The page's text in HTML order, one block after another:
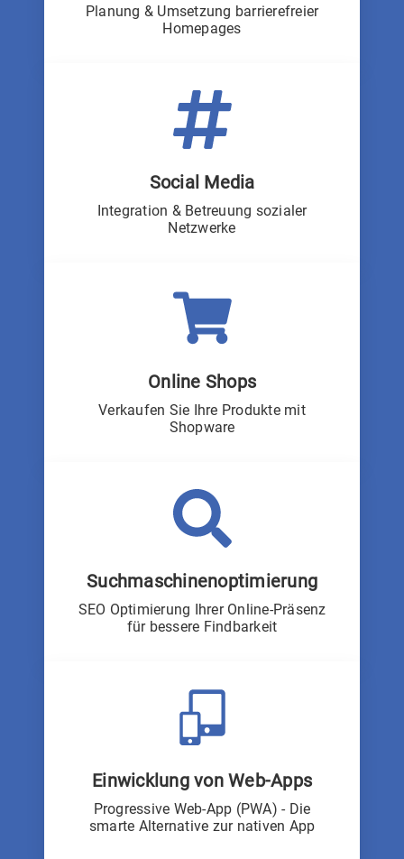
Planung & Umsetzung barrierefreier
Homepages
Social Media
Integration & Betreuung sozialer
Netzwerke
Online Shops
Verkaufen Sie Ihre Produkte mit
Shopware
Suchmaschinenoptimierung
SEO Optimierung Ihrer Online-Präsenz
für bessere Findbarkeit
Einwicklung von Web-Apps
Progressive Web-App (PWA) - Die
smarte Alternative zur nativen App